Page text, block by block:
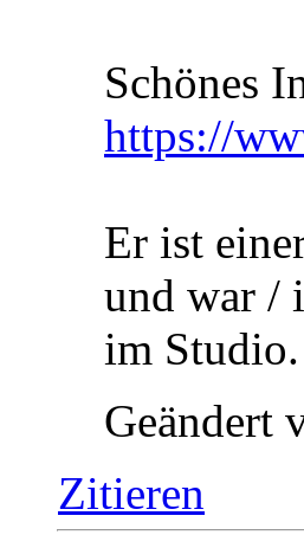
Schönes
https://
Er ist
und war /
im Studio.
Geändert
Zitieren